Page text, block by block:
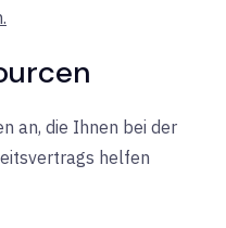
an, die Ihnen bei der
helfen